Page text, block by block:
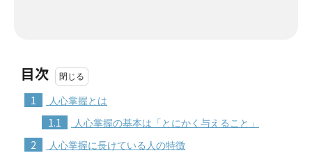
目次
1 人心掌握とは
1.1 人心掌握の基本は「とにかく与えること」
2 人心掌握に長けている人の特徴